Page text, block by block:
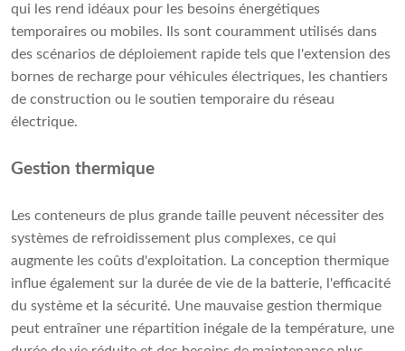
qui les rend idéaux pour les besoins énergétiques
temporaires ou mobiles. Ils sont couramment utilisés dans
des scénarios de déploiement rapide tels que l'extension des
bornes de recharge pour véhicules électriques, les chantiers
de construction ou le soutien temporaire du réseau
électrique.
Gestion thermique
Les conteneurs de plus grande taille peuvent nécessiter des
systèmes de refroidissement plus complexes, ce qui
augmente les coûts d'exploitation. La conception thermique
influe également sur la durée de vie de la batterie, l'efficacité
du système et la sécurité. Une mauvaise gestion thermique
peut entraîner une répartition inégale de la température, une